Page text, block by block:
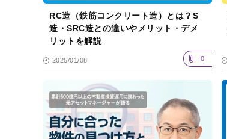
RC造（鉄筋コンクリート造）とは？S
造・SRC造との違いやメリット・デメ
リットを解説
2025/01/08 0